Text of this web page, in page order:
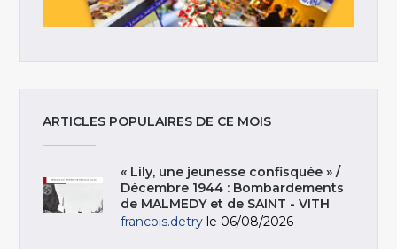
ARTICLES POPULAIRES DE CE MOIS
« Lily, une jeunesse confisquée » /
Décembre 1944 : Bombardements
de MALMEDY et de SAINT - VITH
francois.detry le 06/08/2026